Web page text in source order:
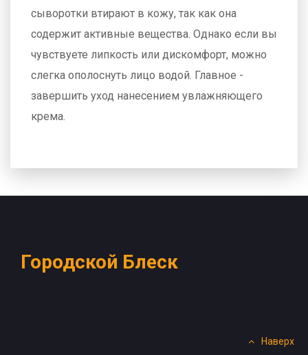
сыворотки втирают в кожу, так как она
содержит активные вещества. Однако если вы
чувствуете липкость или дискомфорт, можно
слегка ополоснуть лицо водой. Главное -
завершить уход нанесением увлажняющего
крема.
Городской Блеск
Наверх